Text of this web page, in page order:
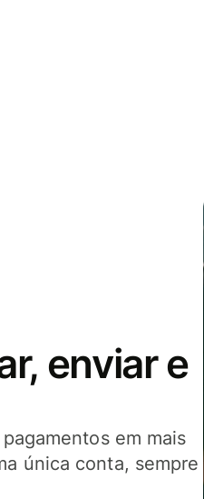
enviar e
em mais
única conta, sempre